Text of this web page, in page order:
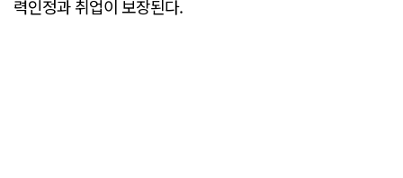
력인정과 취업이 보장된다.